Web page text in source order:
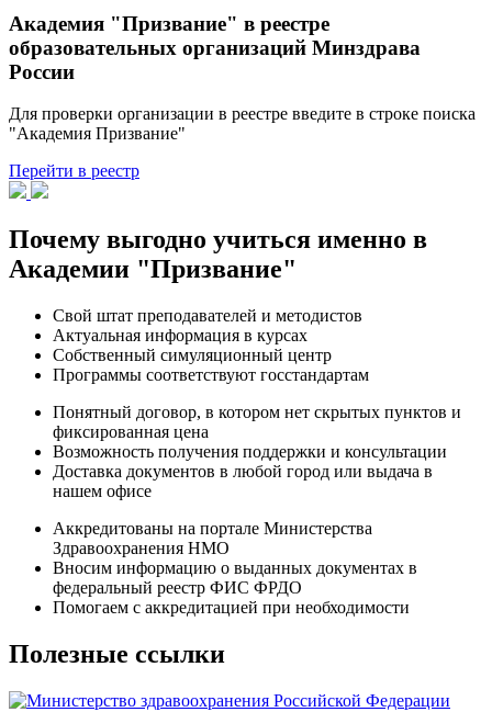
Академия "Призвание" в реестре
образовательных организаций Минздрава
России
Для проверки организации в реестре введите в строке поиска
"Академия Призвание"
Перейти в реестр
Почему выгодно учиться именно в
Академии "Призвание"
Свой штат преподавателей и методистов
Актуальная информация в курсах
Собственный симуляционный центр
Программы соответствуют госстандартам
Понятный договор, в котором нет скрытых пунктов и
фиксированная цена
Возможность получения поддержки и консультации
Доставка документов в любой город или выдача в
нашем офисе
Аккредитованы на портале Министерства
Здравоохранения НМО
Вносим информацию о выданных документах в
федеральный реестр ФИС ФРДО
Помогаем с аккредитацией при необходимости
Полезные ссылки